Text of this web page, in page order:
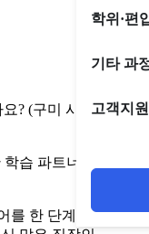
학위·편
기타 과
고객지원
? (구미 시민을 위한
습 파트너,
를 한 단계